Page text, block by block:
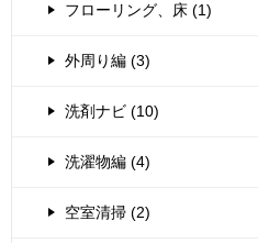
フローリング、床 (1)
外周り編 (3)
洗剤ナビ (10)
洗濯物編 (4)
空室清掃 (2)